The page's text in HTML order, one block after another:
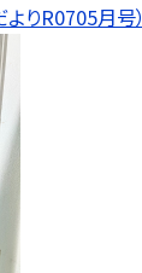
りR0705月号）